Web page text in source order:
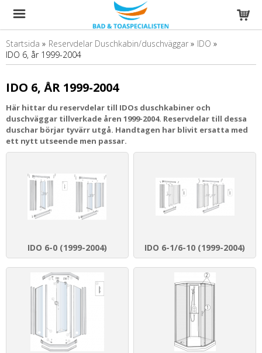
Startsida » Reservdelar Duschkabin/duschväggar » IDO »
IDO 6, år 1999-2004
IDO 6, ÅR 1999-2004
Här hittar du reservdelar till IDOs duschkabiner och
duschväggar tillverkade åren 1999-2004. Reservdelar till dessa
duschar börjar tyvärr utgå. Handtagen har blivit ersatta med
ett nytt utseende men passar.
IDO 6-0 (1999-2004) IDO 6-1/6-10 (1999-2004)